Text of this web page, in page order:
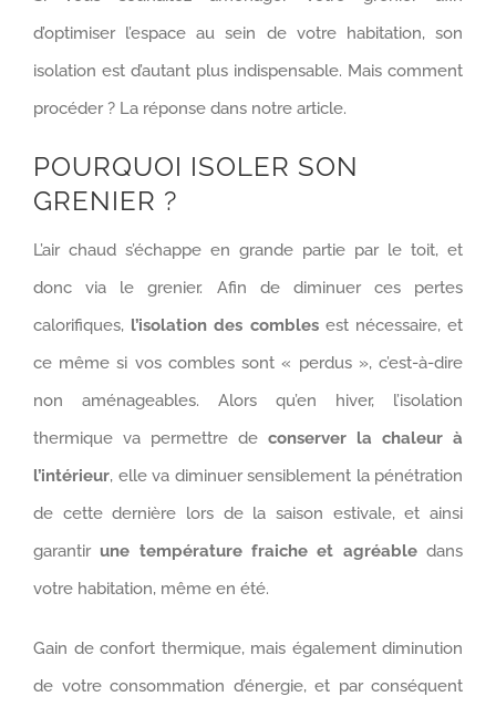
d’optimiser l’espace au sein de votre habitation, son
isolation est d’autant plus indispensable. Mais comment
procéder ? La réponse dans notre article.
POURQUOI ISOLER SON
GRENIER ?
L’air chaud s’échappe en grande partie par le toit, et
donc via le grenier. Afin de diminuer ces pertes
calorifiques, l’isolation des combles est nécessaire, et
ce même si vos combles sont « perdus », c’est-à-dire
non aménageables. Alors qu’en hiver, l’isolation
thermique va permettre de conserver la chaleur à
l’intérieur, elle va diminuer sensiblement la pénétration
de cette dernière lors de la saison estivale, et ainsi
garantirune température fraiche et agréabledans
votre habitation, même en été.
Gain de confort thermique, mais également diminution
de votre consommation d’énergie, et par conséquent